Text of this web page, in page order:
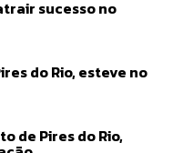
sucesso no
do Rio, esteve no
de Pires do Rio,